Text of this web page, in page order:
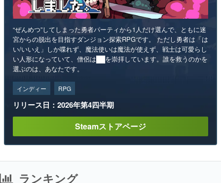
“ぜんめつ”してしまった勇者パーティから1人だけ選んで、ともに迷
宮からの脱出を目指すダンジョン探索RPGです。 ただし勇者は「は
い/いいえ」しか喋れず、魔法使いは魔法が使えず、戦士は可愛らし
い人形になっていて、僧侶は██を崇拝しています。誰を救うのかを
選ぶのは、あなたです。
インディー RPG
リリース日：2026年第4四半期
Steamストアページ
ランキング